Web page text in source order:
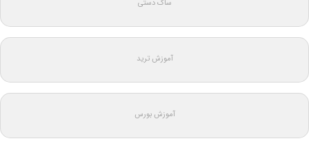
ساک دستی
آموزش ترید
آموزش بورس